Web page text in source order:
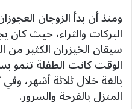
ومنذ أن بدأ الزوجان
البركات والثراء، حيث
سيقان الخيزران الكثير
الوقت كانت الطفلة تنمو
بالغة خلال ثلاثة أشهر،
المنزل بالفرحة والسرور.